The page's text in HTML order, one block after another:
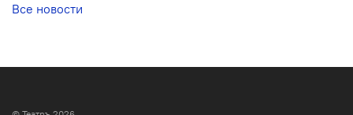
Все новости